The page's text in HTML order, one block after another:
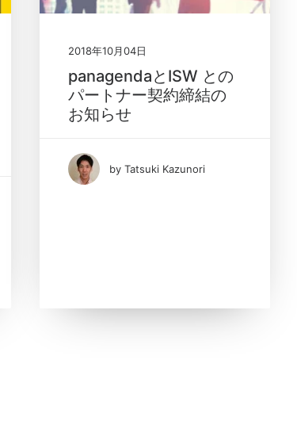
2018年10月04日
panagendaとISW との
パートナー契約締結の
お知らせ
by Tatsuki Kazunori